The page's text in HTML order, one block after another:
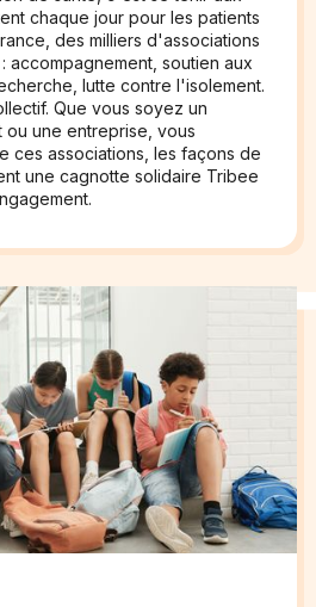
chaque jour pour les patients
des milliers d'associations
accompagnement, soutien aux
lutte contre l'isolement.
Que vous soyez un
ou une entreprise, vous
ces associations, les façons de
une cagnotte solidaire Tribee